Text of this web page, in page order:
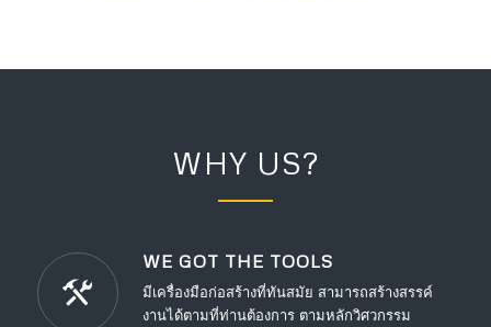
WHY US?
WE GOT THE TOOLS
มีเครื่องมือก่อสร้างที่ทันสมัย สามารถสร้างสรรค์
งานได้ตามที่ท่านต้องการ ตามหลักวิศวกรรม